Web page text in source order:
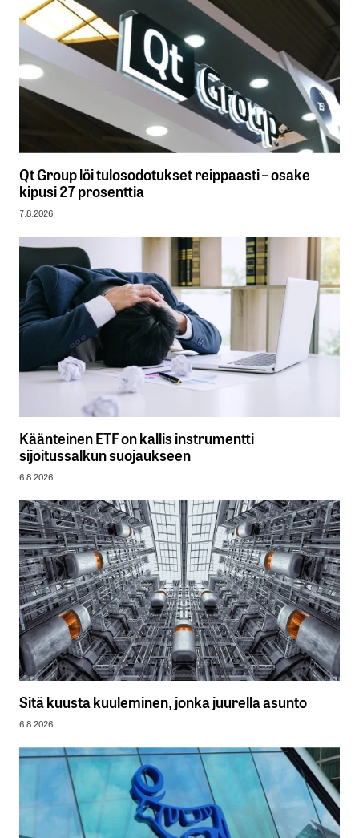
Qt Group löi tulosodotukset reippaasti – osake
kipusi 27 prosenttia
7.8.2026
Käänteinen ETF on kallis instrumentti
sijoitussalkun suojaukseen
6.8.2026
Sitä kuusta kuuleminen, jonka juurella asunto
6.8.2026